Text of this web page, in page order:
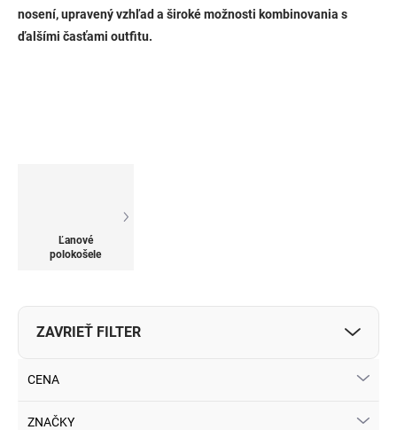
nosení, upravený vzhľad a široké možnosti kombinovania s
ďalšími časťami outfitu.
Ľanové
polokošele
ZAVRIEŤ FILTER
CENA
ZNAČKY